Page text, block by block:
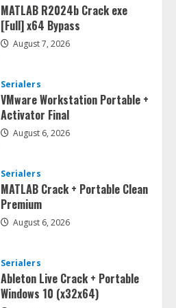
MATLAB R2024b Crack exe
[Full] x64 Bypass
August 7, 2026
Serialers
VMware Workstation Portable +
Activator Final
August 6, 2026
Serialers
MATLAB Crack + Portable Clean
Premium
August 6, 2026
Serialers
Ableton Live Crack + Portable
Windows 10 (x32x64)